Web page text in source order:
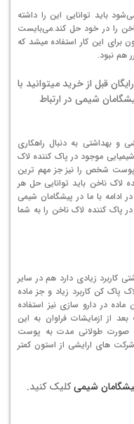
باید توانایی این را داشته
را در خود حل کند.می‌بایست
برای این کار استفاده میشد که
هم نبود.
قبل از خرید میتوانید با
شیمی در ارتباط
و بهداشتی به دنبال راهکاری
موجود در پاک کننده لاک
شخص را نیز جز مهم ترین
لاک ناخن باید توانایی حل هر
ادامه با ما در پیشگامان شیمی
پاک کننده لاک ناخن را به شما
کاربرد زیادی دارد هم در سایر
پاک کن کاربرد زیاد و جز ماده
در دارو سازی نیز استفاده
از ازمایشات فراوان به این
صورت طولانی مدت به پوست
های ارایشی از استون کمتر
شیمیکلیک کنید.